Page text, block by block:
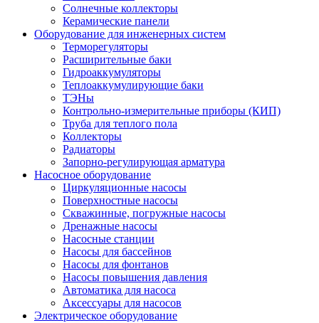
Солнечные коллекторы
Керамические панели
Оборудование для инженерных систем
Терморегуляторы
Расширительные баки
Гидроаккумуляторы
Теплоаккумулирующие баки
ТЭНы
Контрольно-измерительные приборы (КИП)
Труба для теплого пола
Коллекторы
Радиаторы
Запорно-регулирующая арматура
Насосное оборудование
Циркуляционные насосы
Поверхностные насосы
Скважинные, погружные насосы
Дренажные насосы
Насосные станции
Насосы для бассейнов
Насосы для фонтанов
Насосы повышения давления
Автоматика для насоса
Аксессуары для насосов
Электрическое оборудование